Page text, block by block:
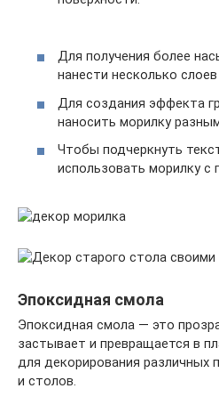
Для получения более
нанести несколько
Для создания эффекта
наносить морилку
Чтобы подчеркнуть
использовать морилку
Эпоксидная смола
Эпоксидная смола — это
застывает и превращается в
для декорирования различных
и столов.